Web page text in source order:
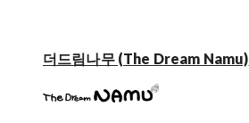
더드림나무 (The Dream Namu)